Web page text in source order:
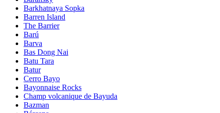
Barkhatnaya Sopka
Barren Island
The Barrier
Barú
Barva
Bas Dong Nai
Batu Tara
Batur
Cerro Bayo
Bayonnaise Rocks
Champ volcanique de Bayuda
Bazman